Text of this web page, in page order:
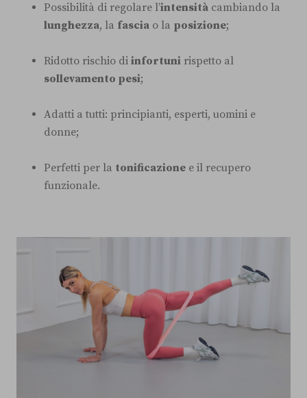
Possibilità di regolare l’intensità cambiando la
lunghezza, la fascia o la posizione;
Ridotto rischio di infortuni rispetto al
sollevamento pesi;
Adatti a tutti: principianti, esperti, uomini e
donne;
Perfetti per la tonificazione e il recupero
funzionale.